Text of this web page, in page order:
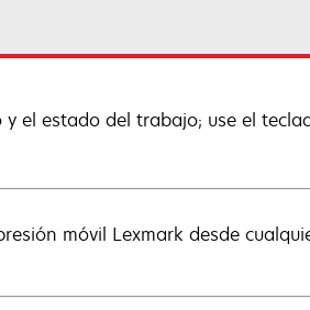
el estado del trabajo; use el
móvil Lexmark desde